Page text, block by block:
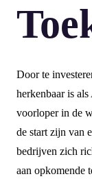
Door te
herkenbaar is
voorloper in de
de start zijn van
bedrijven zich
aan opkomende